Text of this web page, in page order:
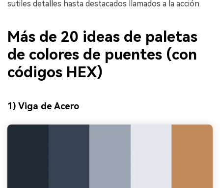
sutiles detalles hasta destacados llamados a la acción.
Más de 20 ideas de paletas
de colores de puentes (con
códigos HEX)
1) Viga de Acero